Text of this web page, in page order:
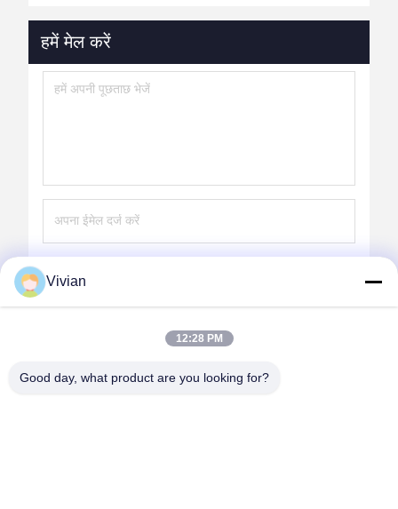
हमें मेल करें
Vivian
12:28 PM
Good day, what product are you looking for?